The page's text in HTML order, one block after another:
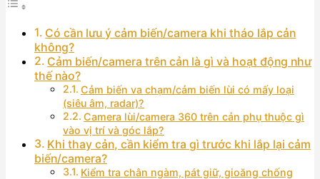
Có cần lưu ý cảm biến/camera khi tháo lắp cản
không?
Cảm biến/camera trên cản là gì và hoạt động như
thế nào?
Cảm biến va chạm/cảm biến lùi có mấy loại
(siêu âm, radar)?
Camera lùi/camera 360 trên cản phụ thuộc gì
vào vị trí và góc lắp?
Khi thay cản, cần kiểm tra gì trước khi lắp lại cảm
biến/camera?
Kiểm tra chân ngàm, pát giữ, gioăng chống